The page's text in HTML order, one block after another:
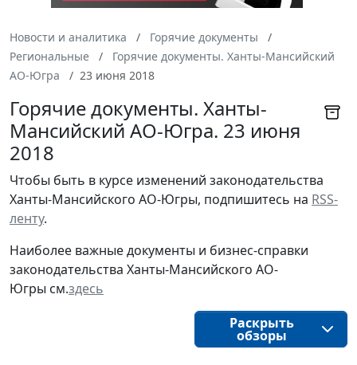
Новости и аналитика
Горячие документы
Региональные
Горячие документы. Ханты-Мансийский
АО-Югра
23 июня 2018
Горячие документы. Ханты-
Мансийский АО-Югра. 23 июня
2018
Чтобы быть в курсе изменений законодательства
Ханты-Мансийского АО-Югры, подпишитесь на RSS-
ленту.
Наиболее важные документы и бизнес-справки
законодательства Ханты-Мансийского АО-
Югры см.здесь
Раскрыть
обзоры